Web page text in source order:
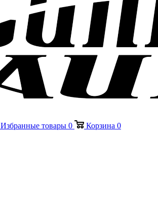
Избранные товары 0 Корзина 0